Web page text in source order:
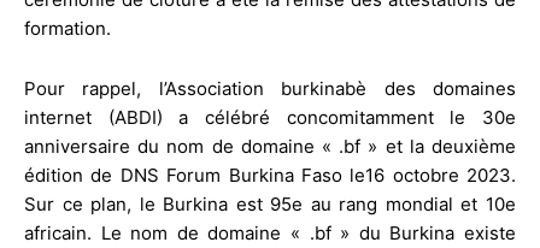
formation.
Pour rappel, l’Association burkinabè des domaines
internet (ABDI) a célébré concomitamment le 30e
anniversaire du nom de domaine « .bf » et la deuxième
édition de DNS Forum Burkina Faso le16 octobre 2023.
Sur ce plan, le Burkina est 95e au rang mondial et 10e
africain. Le nom de domaine « .bf » du Burkina existe